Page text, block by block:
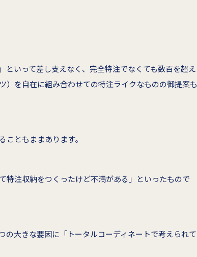
いって差し支えなく、完全特注でなくても数百を超え
）を自在に組み合わせての特注ライクなものの御提案も
ともままあります。
特注収納をつくったけど不満がある」といったもので
大きな要因に「トータルコーディネートで考えられて